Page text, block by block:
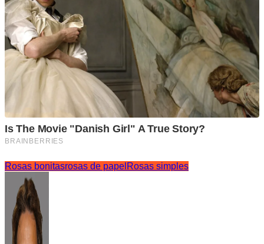
Rosas bonitasrosas de papel Rosas simples